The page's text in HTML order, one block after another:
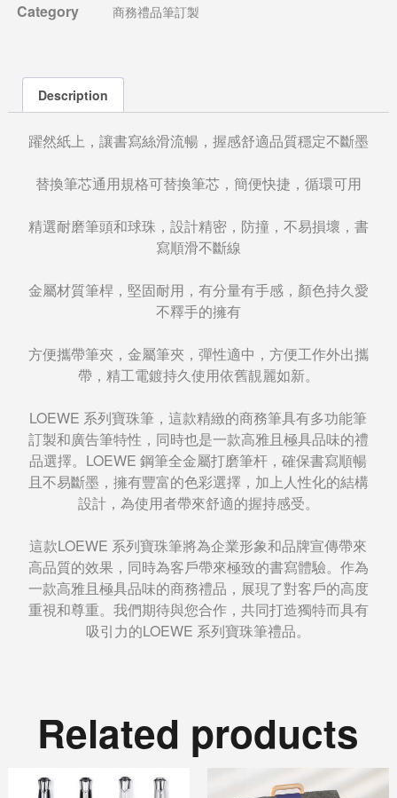
Category 商務禮品筆訂製
Description
躍然紙上，讓書寫絲滑流暢，握感舒適品質穩定不斷墨
替換筆芯通用規格可替換筆芯，簡便快捷，循環可用
精選耐磨筆頭和球珠，設計精密，防撞，不易損壞，書
寫順滑不斷線
金屬材質筆桿，堅固耐用，有分量有手感，顏色持久愛
不釋手的擁有
方便攜帶筆夾，金屬筆夾，彈性適中，方便工作外出攜
帶，精工電鍍持久使用依舊靚麗如新。
LOEWE 系列寶珠筆，這款精緻的商務筆具有多功能筆
訂製和廣告筆特性，同時也是一款高雅且極具品味的禮
品選擇。LOEWE 鋼筆全金屬打磨筆杆，確保書寫順暢
且不易斷墨，擁有豐富的色彩選擇，加上人性化的結構
設計，為使用者帶來舒適的握持感受。
這款LOEWE 系列寶珠筆將為企業形象和品牌宣傳帶來
高品質的效果，同時為客戶帶來極致的書寫體驗。作為
一款高雅且極具品味的商務禮品，展現了對客戶的高度
重視和尊重。我們期待與您合作，共同打造獨特而具有
吸引力的LOEWE 系列寶珠筆禮品。
Related products